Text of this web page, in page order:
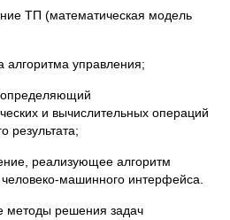
ТП (математическая модель
управления;
и вычислительных операций
результата;
реализующее алгоритм
машинного интерфейса.
методы решения задач